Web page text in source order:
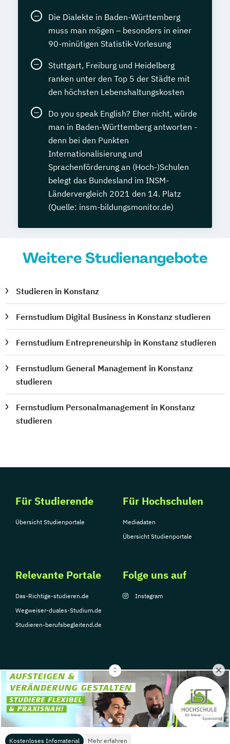
Kostenloses Infomaterial Mehr erfahren
Sponsored
Die Dialekte in Baden-Württemberg
muss man mögen – besonders in einer
90-minütigen Statistik-Vorlesung
Stuttgart, Freiburg und Heidelberg
ranken unter den Top 5 der Städte mit
den höchsten Lebenshaltungskosten
Do you speak English? Eher nicht, würde
man in Baden-Württemberg antworten -
denn bei den Punkten
Internationalisierung und
Sprachenförderung an (Hoch-)Schulen
belegt das Bundesland im INSM-
Ländervergleich 2021 den 14. Platz
(Quelle: insm-bildungsmonitor.de)
Weitere Studienangebote
Studieren in Konstanz
Fernstudium Digital Business in Konstanz studieren
Fernstudium Entrepreneurship in Konstanz studieren
Fernstudium General Management in Konstanz
studieren
Fernstudium Personalmanagement in Konstanz
studieren
Für Studierende
Übersicht Studienportale
Für Hochschulen
Mediadaten
Übersicht Studienportale
Relevante Portale
Das-Richtige-studieren.de
Wegweiser-duales-Studium.de
Studieren-berufsbegleitend.de
Folge uns auf
Instagram
© Copyright 2026, TarGroup Media GmbH
Impressum
Datenschutzerklärung Nutzungsbedingungen